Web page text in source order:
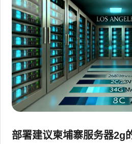
部署建议柬埔寨服务器2g